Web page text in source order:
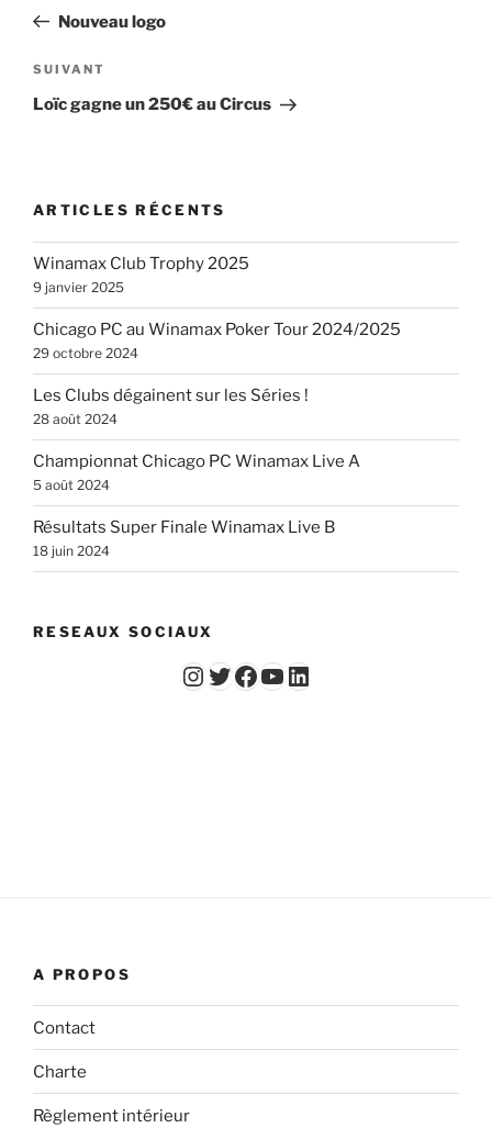
l’article
précédent
Nouveau logo
Article
suivant
SUIVANT
Loïc gagne un 250€ au Circus
ARTICLES RÉCENTS
Winamax Club Trophy 2025
9 janvier 2025
Chicago PC au Winamax Poker Tour 2024/2025
29 octobre 2024
Les Clubs dégainent sur les Séries !
28 août 2024
Championnat Chicago PC Winamax Live A
5 août 2024
Résultats Super Finale Winamax Live B
18 juin 2024
RESEAUX SOCIAUX
Instagram
Twitter
Facebook
YouTube - Vidéos du Chicago Poker ClubLinkedIn
A PROPOS
Contact
Charte
Règlement intérieur